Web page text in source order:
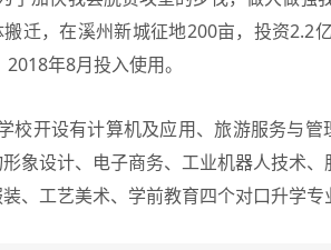
迁，在溪州新城征地200亩，投资2.2
年8月投入使用。
开设有计算机及应用、旅游服务与管
象设计、电子商务、工业机器人技术
、工艺美术、学前教育四个对口升学